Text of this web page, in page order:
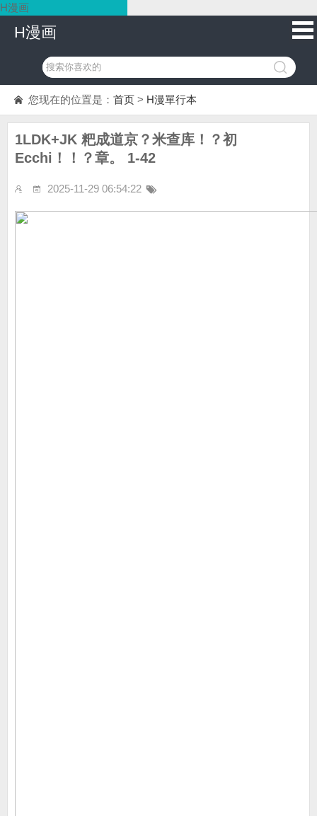
H漫画
H漫画
您现在的位置是： 首页 > H漫單行本
1LDK+JK 粑成道京？米查库！？初
Ecchi！！？章。 1-42
2025-11-29 06:54:22